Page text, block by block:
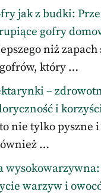
jak z budki:
gofry
niż zapach
który …
–
i
nie tylko pyszne i
…
wysokowarzywna:
warzyw i